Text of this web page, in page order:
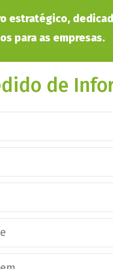
estratégico,
para as empresas.
de